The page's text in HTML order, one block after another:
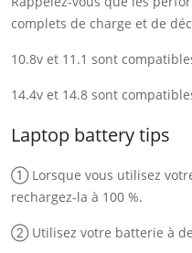
complets de charge et de
10.8v et 11.1 sont
14.4v et 14.8 sont
Laptop battery tips
① Lorsque vous utilisez
rechargez-la à 100 %.
② Utilisez votre batterie à